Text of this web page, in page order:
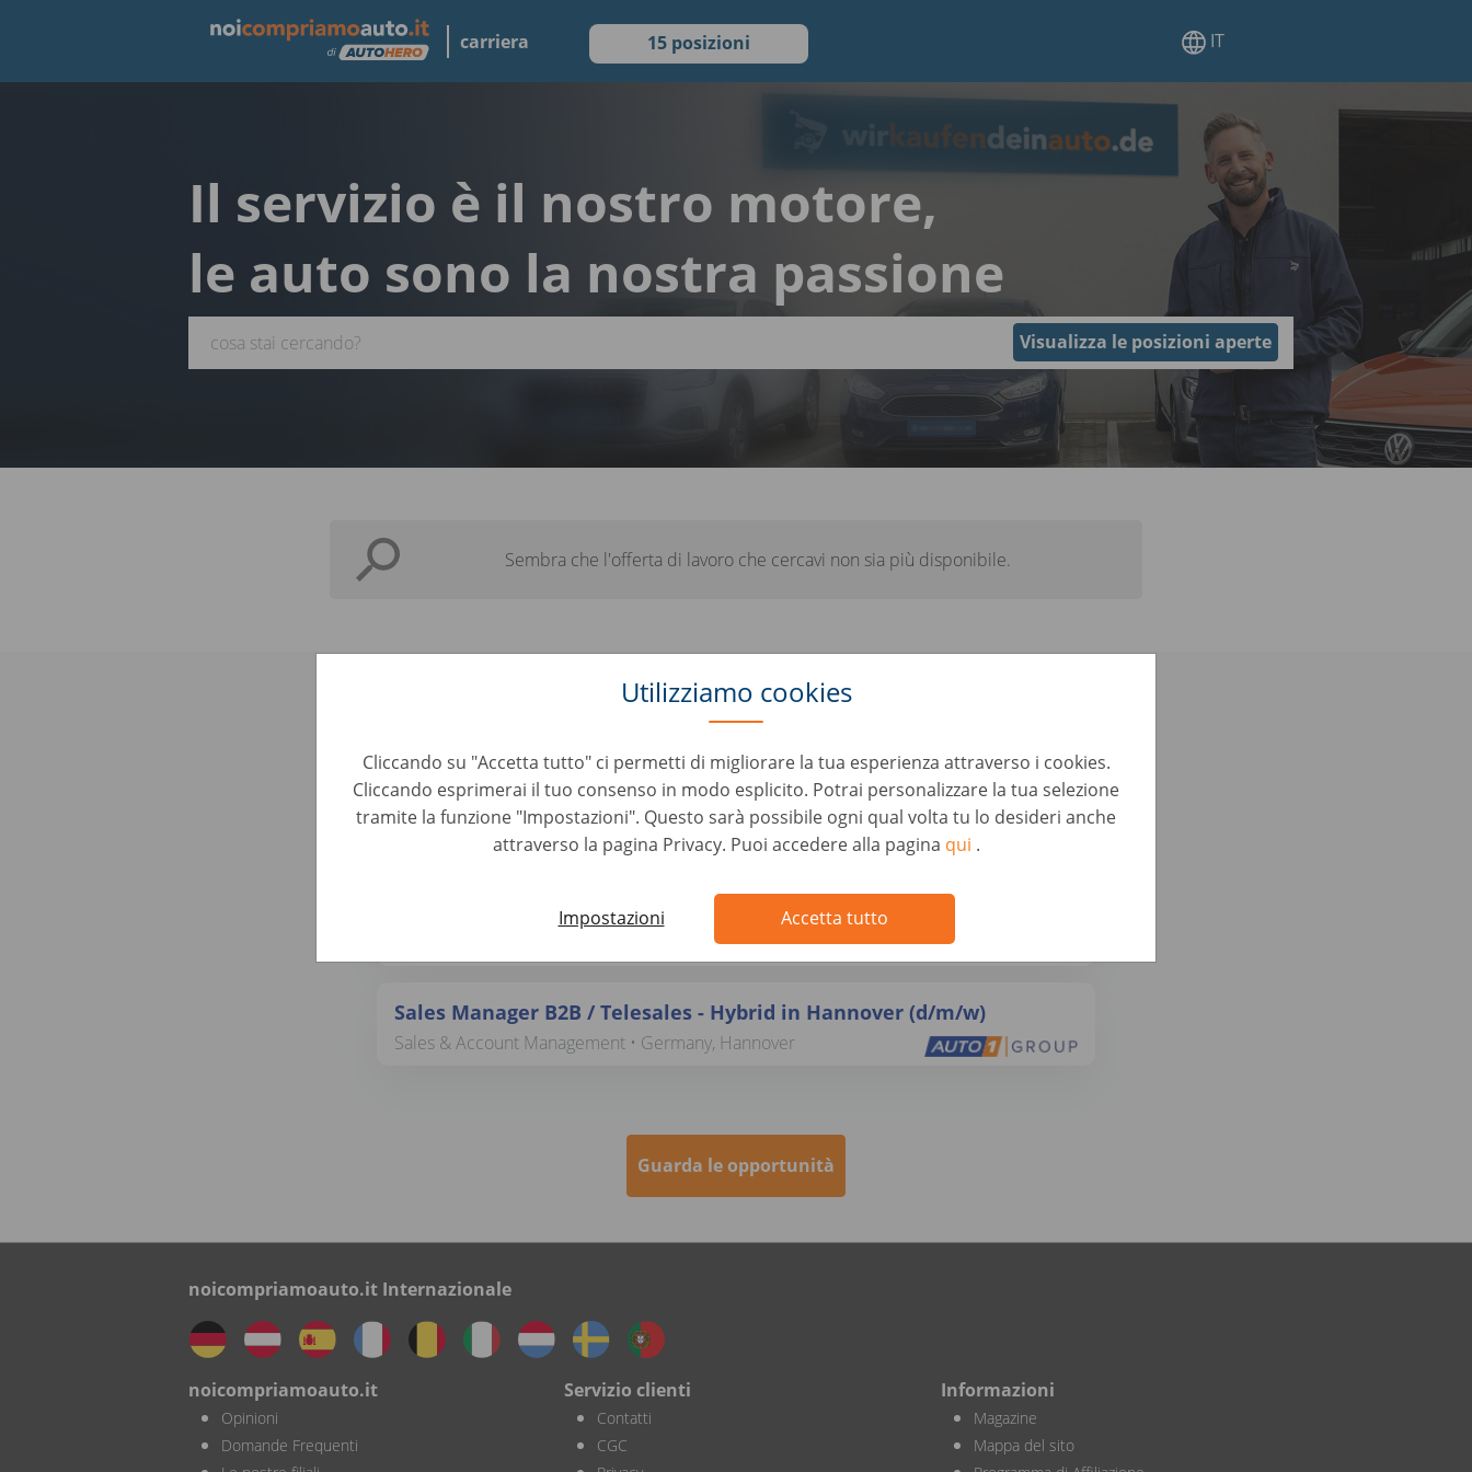
carriera 15 posizioni IT
Utilizziamo cookies
Cliccando su "Accetta tutto" ci permetti di migliorare la tua esperienza attraverso i cookies.
Cliccando esprimerai il tuo consenso in modo esplicito. Potrai personalizzare la tua selezione
tramite la funzione "Impostazioni". Questo sarà possibile ogni qual volta tu lo desideri anche
attraverso la pagina Privacy. Puoi accedere alla pagina qui .
Impostazioni Accetta tutto
Il servizio è il nostro motore,
le auto sono la nostra passione
Visualizza le posizioni aperte
Sembra che l'offerta di lavoro che cercavi non sia più disponibile.
Ecco alcune posizioni simili che potrebbero interessarti:
Sales Operations Analyst - Planning & Performance Team (m/w/d)
Sales & Account Management • Germany, Berlin
Account Manager B2B - Remote (d/m/w)
Sales & Account Management • Germany, Berlin
Sales Manager B2B / Telesales - Hybrid in Hannover (d/m/w)
Sales & Account Management • Germany, Hannover
Guarda le opportunità
noicompriamoauto.it Internazionale
noicompriamoauto.it
Opinioni
Domande Frequenti
Servizio clienti
Contatti
CGC
Informazioni
Magazine
Mappa del sito